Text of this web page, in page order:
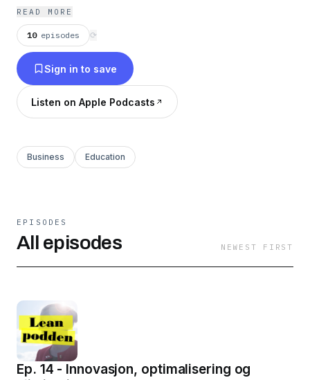
forbedringsarbeid, ved å bli inspirert av
erfaringene og refleksjonene til gjestene.
Grunnlegger av Lean podden er Rita, som til
daglig jobber i konsulentselskapet Karabin.
Denne podden er Ritas sideprosjekt, og er et
resultat av mangelen på norske podcaster om
READ MORE
10 episodes ⟳
Sign in to save
Listen on Apple Podcasts
Business Education
EPISODES
All episodes NEWEST FIRST
Ep. 14 - Innovasjon, optimalisering og